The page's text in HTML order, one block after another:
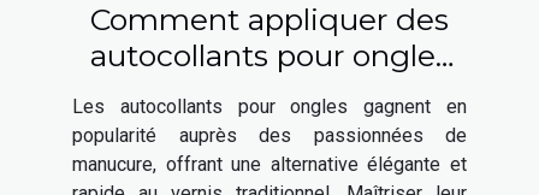
Comment appliquer des
autocollants pour ongles
pour une manucure
parfaite
Les autocollants pour ongles gagnent en
popularité auprès des passionnées de
manucure, offrant une alternative élégante et